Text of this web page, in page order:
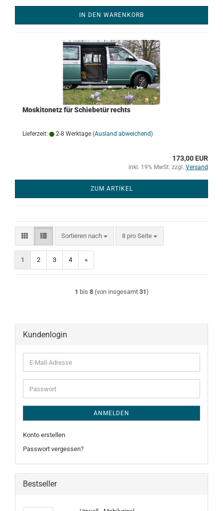
IN DEN WARENKORB
Moskitonetz für Schiebetür rechts
Lieferzeit: 2-8 Werktage (Ausland abweichend)
173,00 EUR
inkl. 19% MwSt. zzgl. Versand
ZUM ARTIKEL
Sortieren nach
Sortieren nach 8 pro Seite
pro Seite
1 2 3 4 »
1 bis 8(von insgesamt 31)
Kundenlogin
E-
Mail-
Adresse
Passwort
ANMELDEN
Konto erstellen
Passwort vergessen?
Bestseller